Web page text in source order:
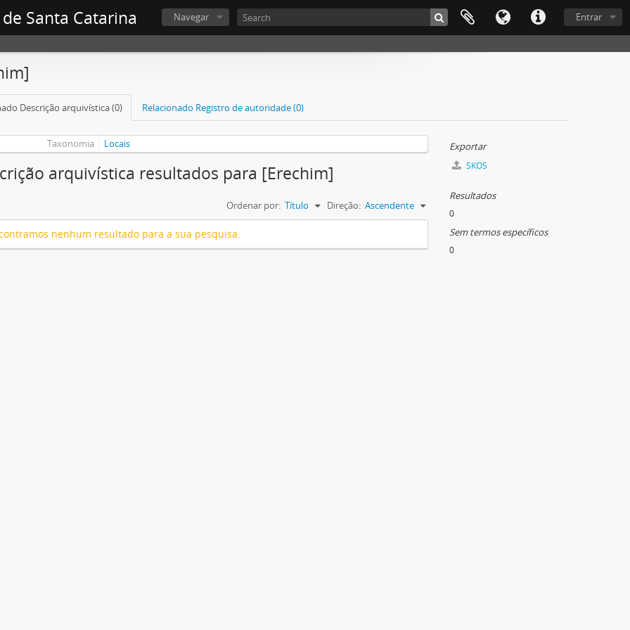
Santa Catarina Entrar
Navegar
Descrição arquivística (0) Relacionado Registro de autoridade (0)
Taxonomia Locais
arquivística resultados para [Erechim]
Ordenar por: Título Direção: Ascendente
nenhum resultado para a sua pesquisa.
Exportar
SKOS
Resultados
0
Sem termos específicos
0